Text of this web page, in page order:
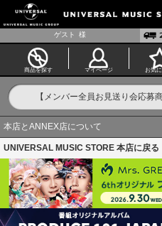
ゲスト 様
商品を探す マイページ お気に
本店とANNEX店について
UNIVERSAL MUSIC STORE 本店に戻